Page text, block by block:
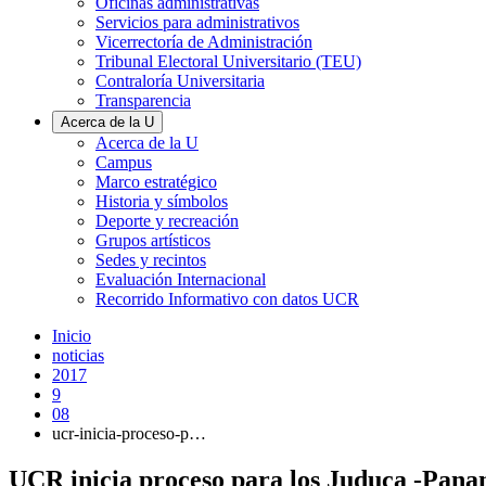
Servicios para administrativos
Vicerrectoría de Administración
Tribunal Electoral Universitario (TEU)
Contraloría Universitaria
Transparencia
Acerca de la U
Acerca de la U
Campus
Marco estratégico
Historia y símbolos
Deporte y recreación
Grupos artísticos
Sedes y recintos
Evaluación Internacional
Recorrido Informativo con datos UCR
Inicio
noticias
2017
9
08
ucr-inicia-proceso-p…
UCR inicia proceso para los Juduca -